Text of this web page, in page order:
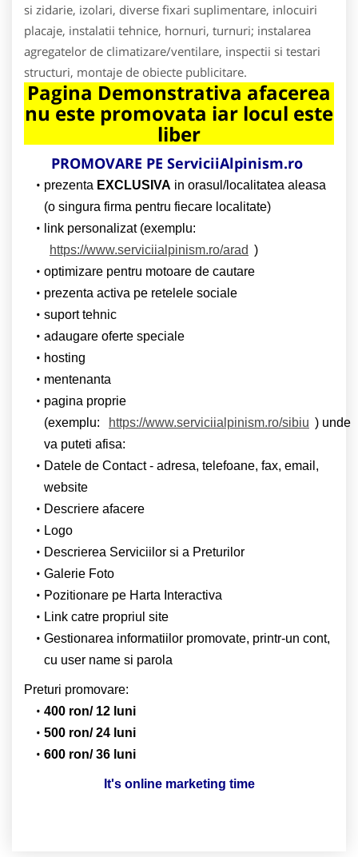
si zidarie, izolari, diverse fixari suplimentare, inlocuiri
placaje, instalatii tehnice, hornuri, turnuri; instalarea
agregatelor de climatizare/ventilare, inspectii si testari
structuri, montaje de obiecte publicitare.
Pagina Demonstrativa afacerea
nu este promovata iar locul este
liber
PROMOVARE PE ServiciiAlpinism.ro
prezenta EXCLUSIVA in orasul/localitatea aleasa
(o singura firma pentru fiecare localitate)
link personalizat (exemplu:
https://www.serviciialpinism.ro/arad )
optimizare pentru motoare de cautare
prezenta activa pe retelele sociale
suport tehnic
adaugare oferte speciale
hosting
mentenanta
pagina proprie
(exemplu:
https://www.serviciialpinism.ro/sibiu ) unde
va puteti afisa:
Datele de Contact - adresa, telefoane, fax, email,
website
Descriere afacere
Logo
Descrierea Serviciilor si a Preturilor
Galerie Foto
Pozitionare pe Harta Interactiva
Link catre propriul site
Gestionarea informatiilor promovate, printr-un cont,
cu user name si parola
Preturi promovare:
400 ron/ 12 luni
500 ron/ 24 luni
600 ron/ 36 luni
It's online marketing time